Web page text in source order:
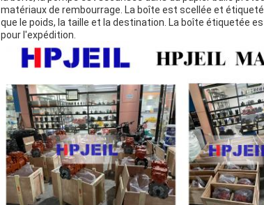
matériaux de rembourrage. La boîte est scellée et
que le poids, la taille et la destination. La boîte étiquetée
pour l'expédition.